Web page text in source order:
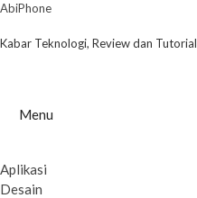
Skip
content
AbiPhone
Kabar Teknologi, Review dan Tutorial
Menu
Aplikasi
Desain